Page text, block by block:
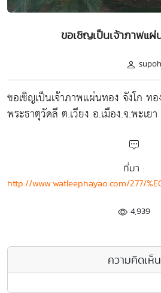
ขอเชิญเป็นเจ้าภาพแผ่
ขอเชิญเป็นเจ้าภาพแผ่นทอง จังโก ท
พระธาตุวัดลี ต.เวียง อ.เมือง.จ.พะเยา
ที่มา :
http://www.watleephayao.com/277/
4,939
ความคิดเห็น